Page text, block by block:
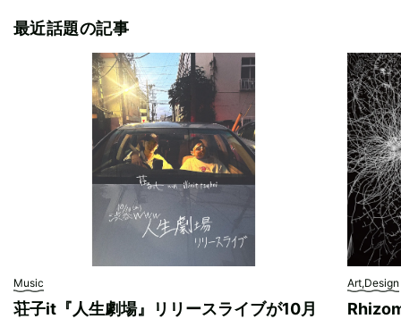
最近話題の記事
Music
荘子it『人生劇場』リリースライブが10月
Art,Design